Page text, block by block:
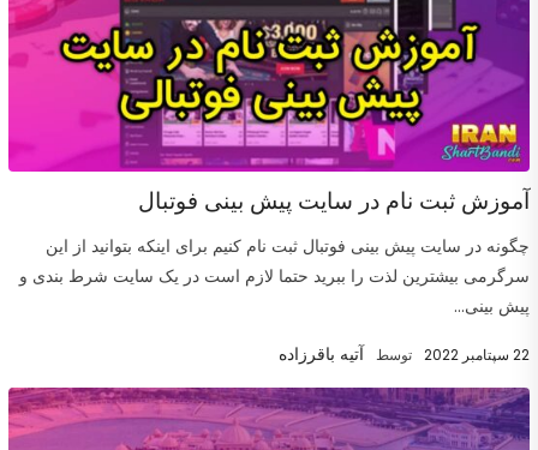
آموزش ثبت نام در سایت پیش بینی فوتبال
چگونه در سایت پیش بینی فوتبال ثبت نام کنیم برای اینکه بتوانید از این
سرگرمی بیشترین لذت را ببرید حتما لازم است در یک سایت شرط بندی و
پیش بینی...
22 سپتامبر 2022 توسط آتیه باقرزاده